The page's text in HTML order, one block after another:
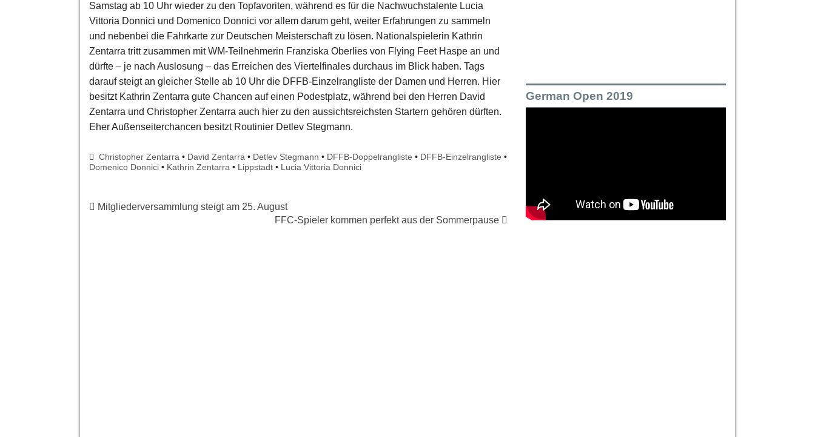
Samstag ab 10 Uhr wieder zu den Topfavoriten, während es für die Nachwuchstalente Lucia
Vittoria Donnici und Domenico Donnici vor allem darum geht, weiter Erfahrungen zu sammeln
und nebenbei die Fahrkarte zur Deutschen Meisterschaft zu lösen. Nationalspielerin Kathrin
Zentarra tritt zusammen mit WM-Teilnehmerin Franziska Oberlies von Flying Feet Haspe an und
dürfte – je nach Auslosung – das Erreichen des Viertelfinales durchaus im Blick haben. Tags
darauf steigt an gleicher Stelle ab 10 Uhr die DFFB-Einzelrangliste der Damen und Herren. Hier
besitzt Kathrin Zentarra gute Chancen auf einen Podestplatz, während bei den Herren David
Zentarra und Christopher Zentarra auch hier zu den aussichtsreichsten Startern gehören dürften.
Eher Außenseiterchancen besitzt Routinier Detlev Stegmann.
Christopher Zentarra • David Zentarra • Detlev Stegmann • DFFB-Doppelrangliste • DFFB-Einzelrangliste •
Domenico Donnici • Kathrin Zentarra • Lippstadt • Lucia Vittoria Donnici
Mitgliederversammlung steigt am 25. August
FFC-Spieler kommen perfekt aus der Sommerpause
German Open 2019